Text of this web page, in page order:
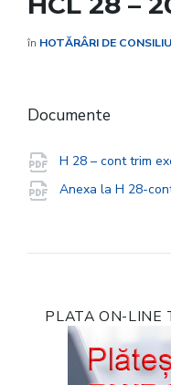
în HOTĂRÂRI DE
Documente
H 28 – cont trim
Anexa la H 28-
PLATA ON-LINE